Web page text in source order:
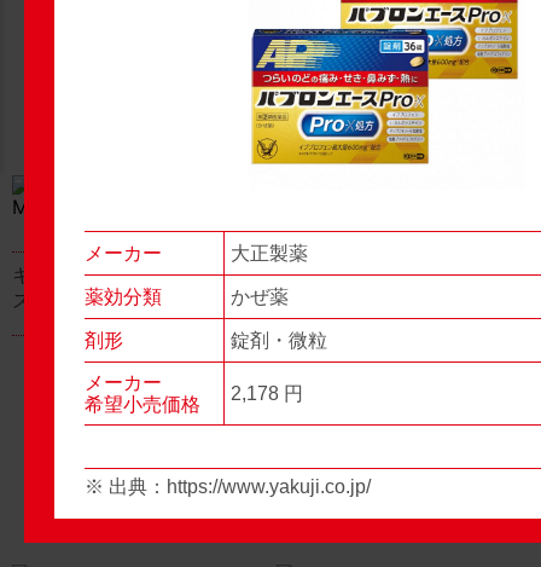
キャベジンコーワαプラ
ス顆粒
グロンサン用刃棒
メーカー 大正製薬
薬効分類 かぜ薬
剤形 錠剤・微粒
メーカー
希望小売価格
2,178 円
※ 出典： https://www.yakuji.co.jp/